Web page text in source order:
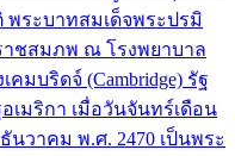
พระบาทสมเด็จพระปรมิ
ชสมภพ ณ โรงพยาบาล
คมบริดจ์ (Cambridge) รัฐ
อเมริกา เมื่อวันจันทร์เดือน
นวาคม พ.ศ. 2470 เป็นพระ